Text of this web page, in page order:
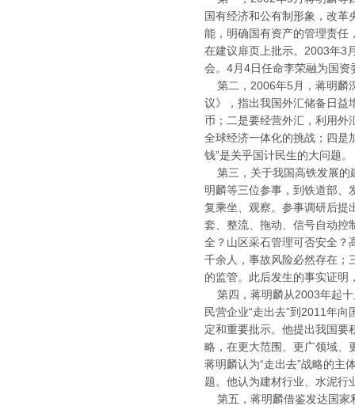
国有经济和公有制形象，改
能，明确国有资产的管理责任
在建议扉页上批示。2003年3
会。4月4日任命李荣融为国
第二，2006年5月，蒋明麟
议》，指出我国外汇储备日益
币；二是要经营外汇，利用外
全球经济一体化的挑战；四是
钱”是关乎国计民生的大问题。
第三，关于我国高铁发展的
明麟等三位参事，到铁道部、
复乘坐、观察。参事调研后提
套、整流、拖动、信号自动控
全？山区采石管理可否安全？
千余人，事故风险必然存在；
的监管。此后发生的事实证明
第四，蒋明麟从2003年起十
民营企业“走出去”到2011年
定和重要批示。他提出我国要
略，在更大范围、更广领域、
蒋明麟认为“走出去”战略的主
题。他认为建材行业、水泥行
第五，蒋明麟借鉴发达国家